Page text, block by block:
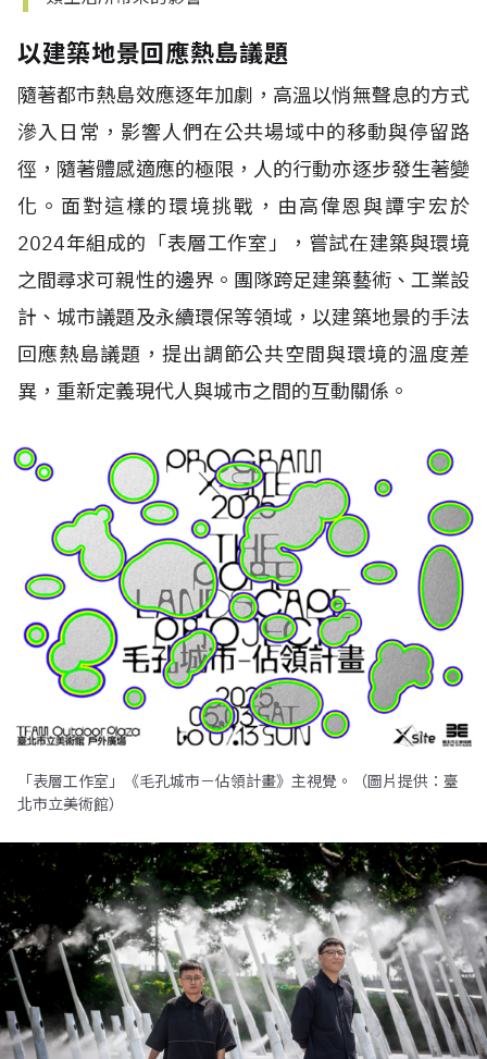
以建築地景回應熱島議題
隨著都市熱島效應逐年加劇，高溫以悄無聲息的方式
滲入日常，影響人們在公共場域中的移動與停留路
徑，隨著體感適應的極限，人的行動亦逐步發生著變
化。面對這樣的環境挑戰，由高偉恩與譚宇宏於
2024年組成的「表層工作室」，嘗試在建築與環境
之間尋求可親性的邊界。團隊跨足建築藝術、工業設
計、城市議題及永續環保等領域，以建築地景的手法
回應熱島議題，提出調節公共空間與環境的溫度差
異，重新定義現代人與城市之間的互動關係。
「表層工作室」《毛孔城市－佔領計畫》主視覺。（圖片提供：臺
北市立美術館）